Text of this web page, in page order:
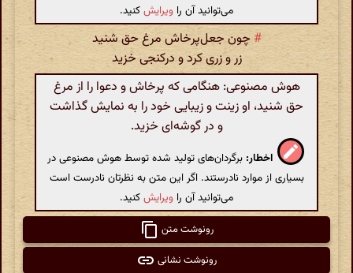
می‌توانید آن را ویرایشکنید.
# چون جعل‌پرخاش مرغ حق شنید
زر و زری کرد و درکنجی خزید
هوش مصنوعی: هنگامی که پرخاش و دعوا را از مرغ
حق شنید، او زینت و زیبایی خود را به نمایش گذاشت
و در گوشه‌ای خزید.
اخطار: برگردان‌های تولید شده توسط هوش مصنوعی در
بسیاری از موارد نادرستند. اگر این متن به نظرتان نادرست است
می‌توانید آن را ویرایشکنید.
رونوشت متن
رونوشت نشانی